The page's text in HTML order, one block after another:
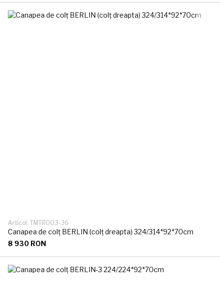
Articol: TMTR003-36
Canapea de colț BERLIN (colț dreapta) 324/314*92*70cm
8 930 RON